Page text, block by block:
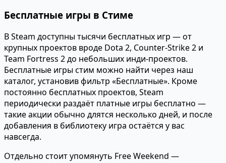
Бесплатные игры в Стиме
В Steam доступны тысячи бесплатных игр — от
крупных проектов вроде Dota 2, Counter-Strike 2 и
Team Fortress 2 до небольших инди-проектов.
Бесплатные игры стим можно найти через наш
каталог, установив фильтр «Бесплатные». Кроме
постоянно бесплатных проектов, Steam
периодически раздаёт платные игры бесплатно —
такие акции обычно длятся несколько дней, и после
добавления в библиотеку игра остаётся у вас
навсегда.
Отдельно стоит упомянуть Free Weekend —